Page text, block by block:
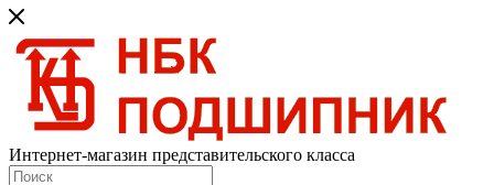
Интернет-магазин представительского класса